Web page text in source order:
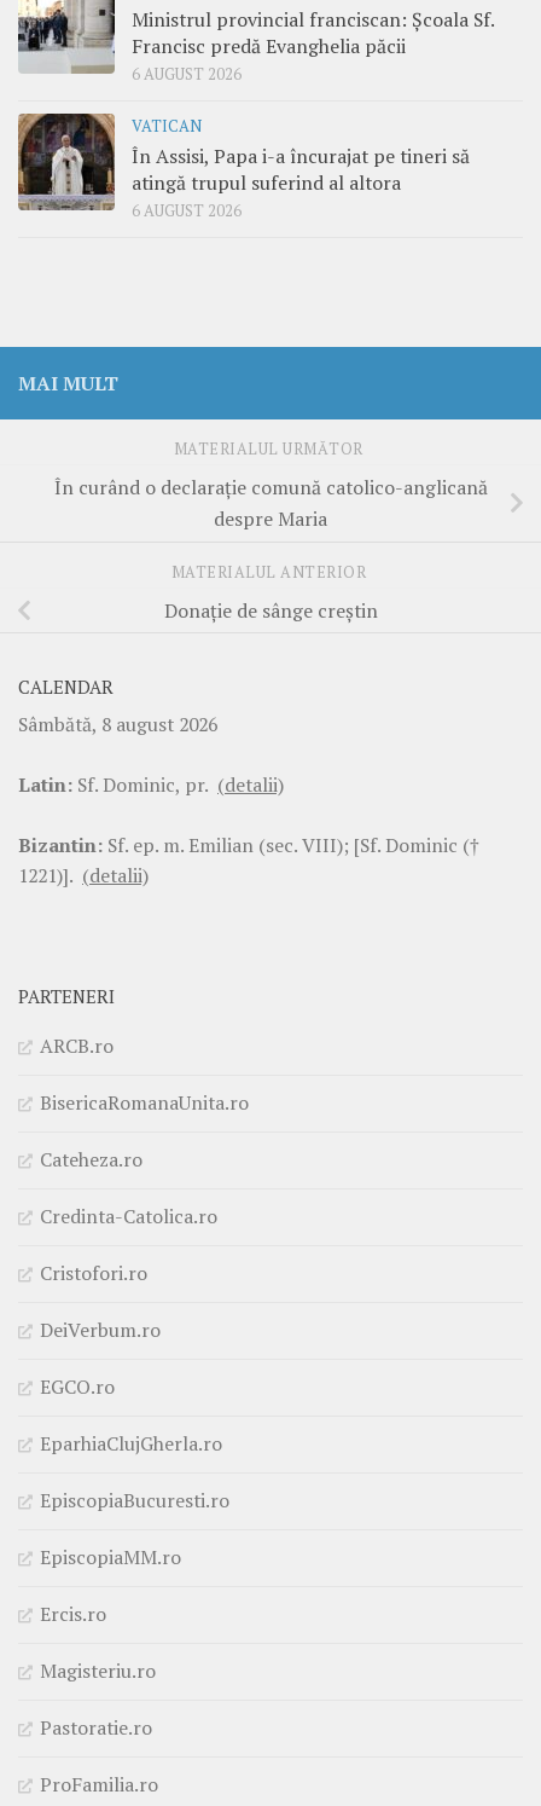
Ministrul provincial franciscan: Școala Sf.
Francisc predă Evanghelia păcii
6 AUGUST 2026
VATICAN
În Assisi, Papa i-a încurajat pe tineri să
atingă trupul suferind al altora
6 AUGUST 2026
MAI MULT
MATERIALUL URMĂTOR
În curând o declaraţie comună catolico-anglicană
despre Maria
MATERIALUL ANTERIOR
Donaţie de sânge creştin
CALENDAR
Sâmbătă, 8 august 2026
Latin: Sf. Dominic, pr. (detalii)
Bizantin: Sf. ep. m. Emilian (sec. VIII); [Sf. Dominic (†
1221)]. (detalii)
PARTENERI
ARCB.ro
BisericaRomanaUnita.ro
Cateheza.ro
Credinta-Catolica.ro
Cristofori.ro
DeiVerbum.ro
EGCO.ro
EparhiaClujGherla.ro
EpiscopiaBucuresti.ro
EpiscopiaMM.ro
Ercis.ro
Magisteriu.ro
Pastoratie.ro
ProFamilia.ro